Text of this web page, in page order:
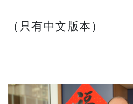
（只有中文版本）